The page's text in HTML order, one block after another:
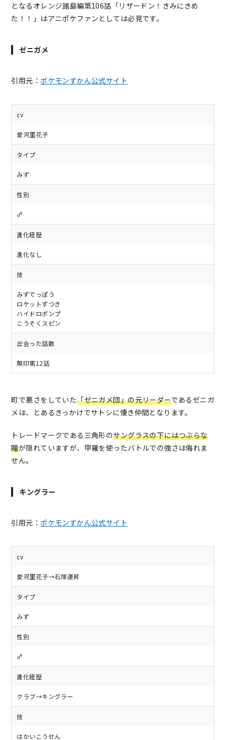
となるオレンジ諸島編第106話「リザードン！きみにきめ
た！！」はアニポケファンとしては必見です。
ゼニガメ
引用元：ポケモンずかん公式サイト
cv
愛河里花子
タイプ
みず
性別
♂
進化経歴
進化なし
技
みずでっぽう
ロケットずつき
ハイドロポンプ
こうそくスピン
出会った話数
無印第12話
町で悪さをしていた「ゼニガメ団」の元リーダーであるゼニガ
メは、とあるきっかけでサトシに懐き仲間となります。
トレードマークである三角形のサングラスの下にはつぶらな
瞳が隠れていますが、甲羅を使ったバトルでの強さは侮れま
せん。
キングラー
引用元：ポケモンずかん公式サイト
cv
愛河里花子→石塚運昇
タイプ
みず
性別
♂
進化経歴
クラブ→キングラー
技
はかいこうせん